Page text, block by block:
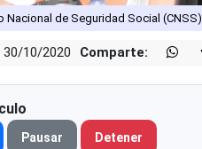
Nacional de Seguridad Social (CNSS)
30/10/2020 Comparte:
Pausar Detener